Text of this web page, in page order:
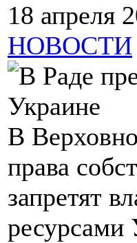
18 апреля
НОВОСТИ
В
права
запретят
ресурсами